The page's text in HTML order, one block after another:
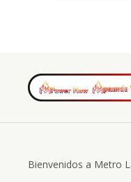
Bienvenidos a Metro